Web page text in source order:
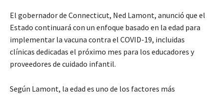
El gobernador de Connecticut, Ned Lamont, anunció que el
Estado continuará con un enfoque basado en la edad para
implementar la vacuna contra el COVID-19, incluidas
clínicas dedicadas el próximo mes para los educadores y
proveedores de cuidado infantil.
Según Lamont, la edad es uno de los factores más